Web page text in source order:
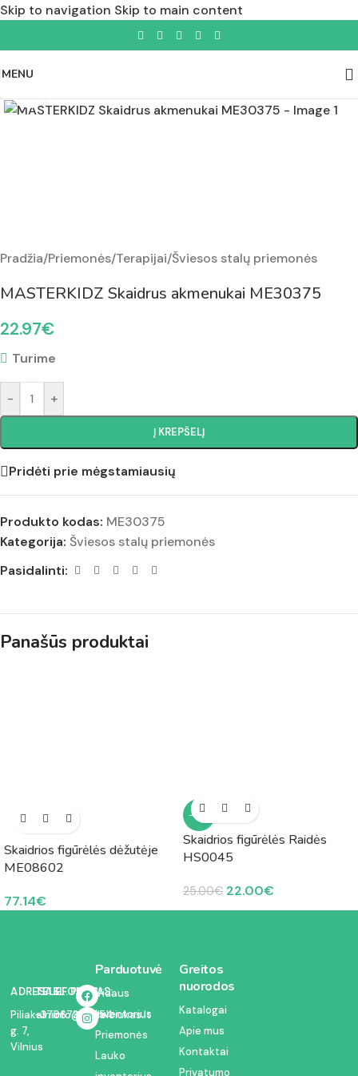
Skip to navigation Skip to main content
MENU
Pradžia/Priemonės/Terapijai/Šviesos stalų priemonės
MASTERKIDZ Skaidrus akmenukai ME30375
22.97€
Turime
- +
Į KREPŠELĮ
Pridėti prie mėgstamiausių
Produkto kodas: ME30375
Kategorija: Šviesos stalų priemonės
Pasidalinti:
Panašūs produktai
Skaidrios figūrėlės dėžutėje
ME08602
77.14€
-12%
Skaidrios figūrėlės Raidės
HS0045
25.00€ 22.00€
ADRESAS:
Piliakalnio
g. 7,
Vilnius
TELEFONAS:
+37067350054
EL. PAŠTAS:
info@kodelciukas.lt
Parduotuvė
Vidaus
inventorius
Priemonės
Lauko
Greitos
nuorodos
Katalogai
Apie mus
Kontaktai
Privatumo